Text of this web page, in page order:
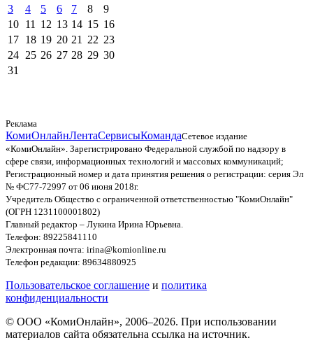
3
4 5 6 7 8
9
10 11 12 13 14 15 16
17 18 19 20 21 22 23
24 25 26 27 28 29 30
31
Реклама
КомиОнлайнЛентаСервисыКомандаСетевое издание
«КомиОнлайн». Зарегистрировано Федеральной службой по надзору в
сфере связи, информационных технологий и массовых коммуникаций;
Регистрационный номер и дата принятия решения о регистрации: серия Эл
№ ФС77-72997 от 06 июня 2018г.
Учредитель Общество с ограниченной ответственностью "КомиОнлайн"
(ОГРН 1231100001802)
Главный редактор – Лукина Ирина Юрьевна.
Телефон: 89225841110
Электронная почта: irina@komionline.ru
Телефон редакции: 89634880925
Пользовательское соглашение и политика
конфиденциальности
© ООО «КомиОнлайн», 2006–2026. При использовании
материалов сайта обязательна ссылка на источник.